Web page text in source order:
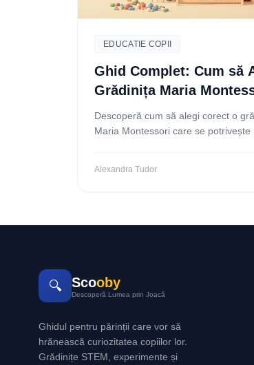
EDUCATIE COPII
Ghid Complet: Cum să
Grădinița Maria
Descoperă cum să alegi corect o
Maria Montessori care se potrivește
Alexandra Tudor
🔍 Scooby
Descoperă Lumea prin Joacă
Ghidul pentru părinții care vor să
hrănească curiozitatea copiilor lor.
Grădinițe STEM, experimente și